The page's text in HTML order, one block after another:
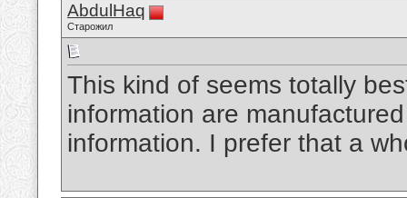
AbdulHaq
Старожил
This kind of seems totally
information are
information. I prefer that a